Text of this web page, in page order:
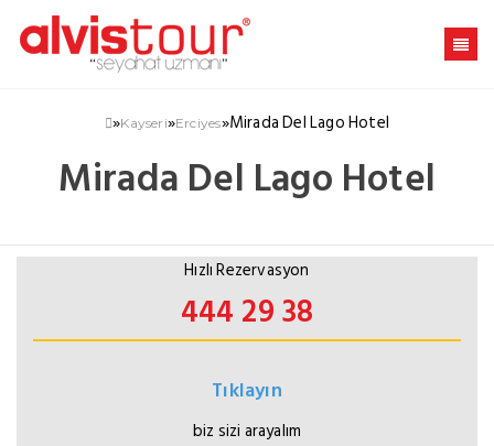
»Kayseri»Erciyes»Mirada Del Lago Hotel
Mirada Del Lago Hotel
Hızlı Rezervasyon
444 29 38
Tıklayın
biz sizi arayalım